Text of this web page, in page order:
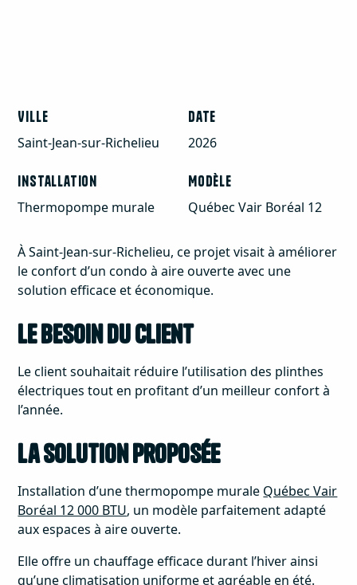
Ville
Saint-Jean-sur-Richelieu
Date
2026
Installation
Thermopompe murale
Modèle
Québec Vair Boréal 12
À Saint-Jean-sur-Richelieu, ce projet visait à améliorer
le confort d’un condo à aire ouverte avec une
solution efficace et économique.
Le besoin du client
Le client souhaitait réduire l’utilisation des plinthes
électriques tout en profitant d’un meilleur confort à
l’année.
La solution proposée
Installation d’une thermopompe murale Québec Vair
Boréal 12 000 BTU, un modèle parfaitement adapté
aux espaces à aire ouverte.
Elle offre un chauffage efficace durant l’hiver ainsi
qu’une climatisation uniforme et agréable en été.